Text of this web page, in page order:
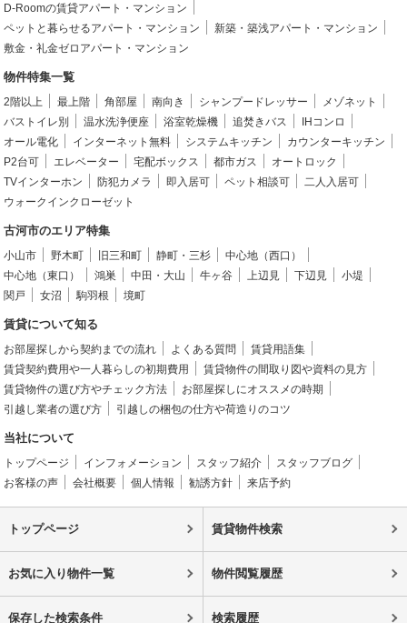
D-Roomの賃貸アパート・マンション
ペットと暮らせるアパート・マンション
新築・築浅アパート・マンション
敷金・礼金ゼロアパート・マンション
物件特集一覧
2階以上 最上階 角部屋 南向き シャンプードレッサー
メゾネット
バストイレ別
温水洗浄便座 浴室乾燥機 追焚きバス
IHコンロ
オール電化
インターネット無料 システムキッチン
カウンターキッチン
P2台可
エレベーター 宅配ボックス 都市ガス
オートロック
TVインターホン
防犯カメラ 即入居可 ペット相談可
二人入居可
ウォークインクローゼット
古河市のエリア特集
小山市 野木町 旧三和町 静町・三杉
中心地（西口）
中心地（東口）
鴻巣 中田・大山 牛ヶ谷 上辺見 下辺見
小堤
関戸
女沼 駒羽根 境町
賃貸について知る
お部屋探しから契約までの流れ よくある質問
賃貸用語集
賃貸契約費用や一人暮らしの初期費用
賃貸物件の間取り図や資料の見方
賃貸物件の選び方やチェック方法
お部屋探しにオススメの時期
引越し業者の選び方
引越しの梱包の仕方や荷造りのコツ
当社について
トップページ インフォメーション スタッフ紹介
スタッフブログ
お客様の声
会社概要 個人情報 勧誘方針 来店予約
トップページ 賃貸物件検索
お気に入り物件一覧 物件閲覧履歴
保存した検索条件 検索履歴